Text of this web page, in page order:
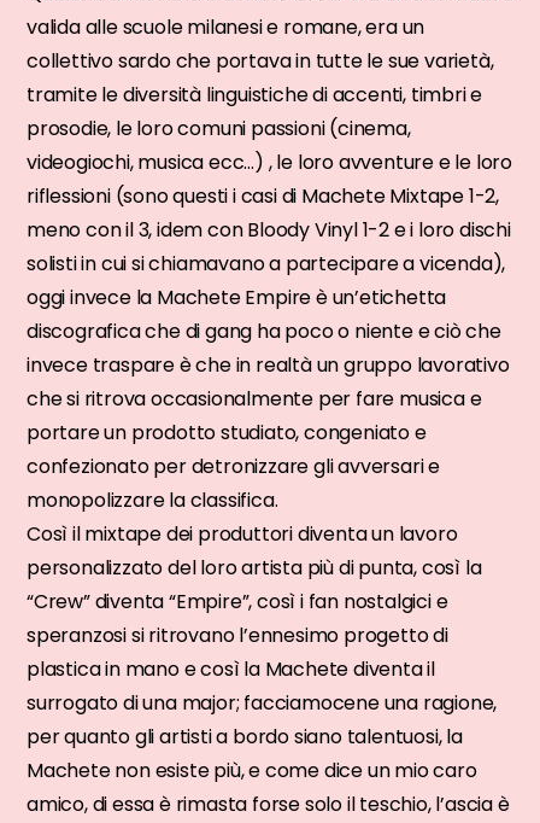
valida alle scuole milanesi e romane, era un
collettivo sardo che portava in tutte le sue varietà,
tramite le diversità linguistiche di accenti, timbri e
prosodie, le loro comuni passioni (cinema,
videogiochi, musica ecc…) , le loro avventure e le loro
riflessioni (sono questi i casi di Machete Mixtape 1-2,
meno con il 3, idem con Bloody Vinyl 1-2 e i loro dischi
solisti in cui si chiamavano a partecipare a vicenda),
oggi invece la Machete Empire è un’etichetta
discografica che di gang ha poco o niente e ciò che
invece traspare è che in realtà un gruppo lavorativo
che si ritrova occasionalmente per fare musica e
portare un prodotto studiato, congeniato e
confezionato per detronizzare gli avversari e
monopolizzare la classifica.
Così il mixtape dei produttori diventa un lavoro
personalizzato del loro artista più di punta, così la
“Crew” diventa “Empire”, così i fan nostalgici e
speranzosi si ritrovano l’ennesimo progetto di
plastica in mano e così la Machete diventa il
surrogato di una major; facciamocene una ragione,
per quanto gli artisti a bordo siano talentuosi, la
Machete non esiste più, e come dice un mio caro
amico, di essa è rimasta forse solo il teschio, l’ascia è